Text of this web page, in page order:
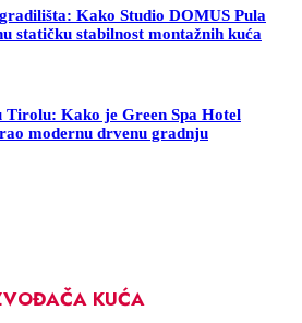
Kako Studio DOMUS Pula
statičku stabilnost montažnih kuća
Tirolu: Kako je Green Spa Hotel
modernu drvenu gradnju
KUĆA